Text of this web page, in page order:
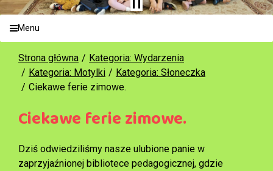
Menu
Strona główna
Kategoria: Wydarzenia
Kategoria: Motylki
Kategoria: Słoneczka
Ciekawe ferie zimowe.
Ciekawe ferie zimowe.
Dziś odwiedziliśmy nasze ulubione panie w
zaprzyjaźnionej bibliotece pedagogicznej, gdzie